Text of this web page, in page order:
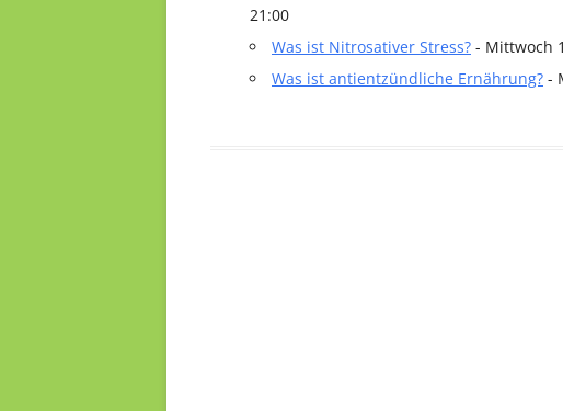
21:00
Was ist Nitrosativer Stress? - Mittwoch
Was ist antientzündliche Ernährung? -